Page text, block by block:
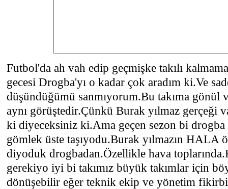
Futbol'da ah vah edip geçmişke takılı
gecesi Drogba'yı o kadar çok aradım ki.Ve
düşündüğümü sanmıyorum.Bu takıma gönül
aynı görüştedir.Çünkü Burak yılmaz gerçeği
ki diyeceksiniz ki.Ama geçen sezon bi
gömlek üste taşıyodu.Burak yılmazın HALA
diyoduk drogbadan.Özellikle hava
gerekiyo iyi bi takımız büyük takımlar için
dönüşebilir eğer teknik ekip ve yönetim